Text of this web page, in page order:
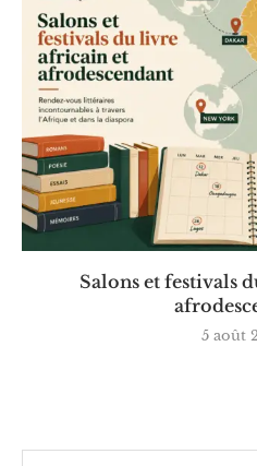
Salons et festivals
5 août